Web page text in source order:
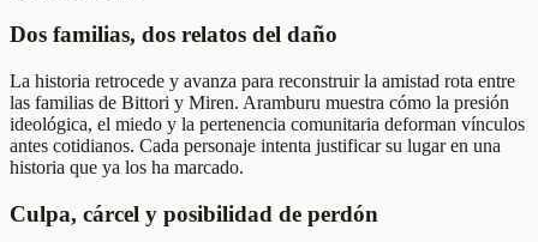
Dos familias, dos relatos del daño
La historia retrocede y avanza para reconstruir la amistad rota entre
las familias de Bittori y Miren. Aramburu muestra cómo la presión
ideológica, el miedo y la pertenencia comunitaria deforman vínculos
antes cotidianos. Cada personaje intenta justificar su lugar en una
historia que ya los ha marcado.
Culpa, cárcel y posibilidad de perdón